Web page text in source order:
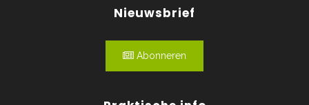
Nieuwsbrief
Abonneren